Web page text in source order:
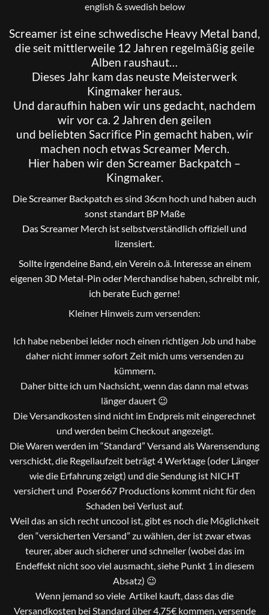
english & swedish below
Screamer ist eine schwedische Heavy Metal band,
die seit mittlerweile 12 Jahren regelmäßig geile
Alben raushaut…
Dieses Jahr kam das neuste Meisterwerk
Kingmaker heraus.
Und daraufhin haben wir uns gedacht, nachdem
wir vor ca. 2 Jahren den geilen
und beliebten Sacrifice Pin gemacht haben, wir
machen noch etwas Screamer Merch.
Hier haben wir den Screamer Backpatch –
Kingmaker.
Die Screamer Backpatch es sind 36cm hoch und haben auch
sonst standart BP Maße
Das Screamer Merch ist selbstverständlich offiziell und
lizensiert.
Sollte irgendeine Band, ein Verein o.ä. Interesse an einem
eigenen 3D Metal-Pin oder Merchandise haben, schreibt mir,
ich berate Euch gerne!
Kleiner Hinweis zum versenden:
Ich habe nebenbei leider noch einen richtigen Job und habe
daher nicht immer sofort Zeit mich ums versenden zu
kümmern.
Daher bitte ich um Nachsicht, wenn das dann mal etwas
länger dauert 😉
Die Versandkosten sind nicht im Endpreis mit eingerechnet
und werden beim Checkout angezeigt.
Die Waren werden im “Standard” Versand als Warensendung
verschickt, die Regellaufzeit beträgt 4 Werktage (oder Länger
wie die Erfahrung zeigt) und die Sendung ist NICHT
versichert und Poser667 Productions kommt nicht für den
Schaden bei Verlust auf.
Weil das an sich recht uncool ist, gibt es noch die Möglichkeit
den “versicherten Versand” zu wählen, der ist zwar etwas
teurer, aber auch sicherer und schneller (wobei das im
Endeffekt nicht soo viel ausmacht, siehe Punkt 1 in diesem
Absatz) 😉
Wenn jemand so viele Artikel kauft, dass das die
Versandkosten bei Standard über 4,75€ kommen, versende